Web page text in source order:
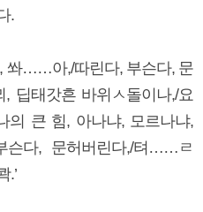
.
……아,/따린다, 부슨다, 문
딥태갓흔 바위ㅅ돌이나,/요
의 큰 힘, 아나냐, 모르나냐,
슨다, 문허버린다,/텨……ㄹ
.’